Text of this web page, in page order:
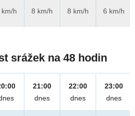
km/h
8 km/h
8 km/h
6 km/h
srážek na 48 hodin
21:00
dnes
22:00
dnes
23:00
dnes